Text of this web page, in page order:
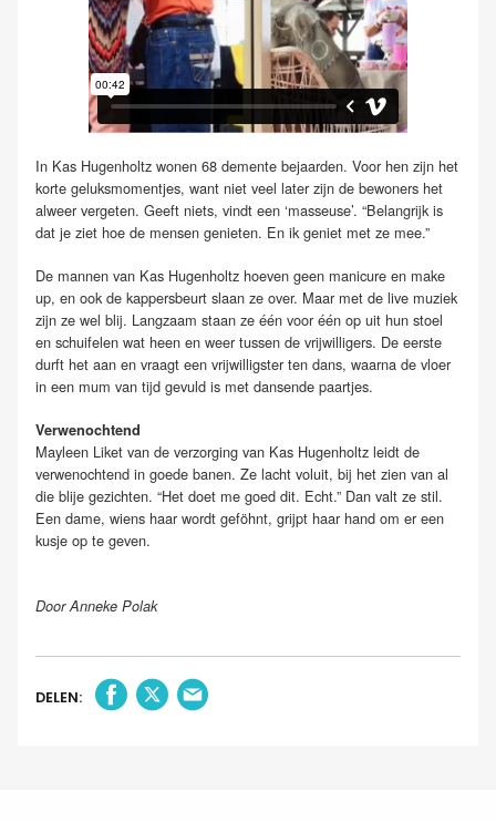
In Kas Hugenholtz wonen 68 demente bejaarden. Voor hen zijn het
korte geluksmomentjes, want niet veel later zijn de bewoners het
alweer vergeten. Geeft niets, vindt een ‘masseuse’. “Belangrijk is
dat je ziet hoe de mensen genieten. En ik geniet met ze mee.”
De mannen van Kas Hugenholtz hoeven geen manicure en make
up, en ook de kappersbeurt slaan ze over. Maar met de live muziek
zijn ze wel blij. Langzaam staan ze één voor één op uit hun stoel
en schuifelen wat heen en weer tussen de vrijwilligers. De eerste
durft het aan en vraagt een vrijwilligster ten dans, waarna de vloer
in een mum van tijd gevuld is met dansende paartjes.
Verwenochtend
Mayleen Liket van de verzorging van Kas Hugenholtz leidt de
verwenochtend in goede banen. Ze lacht voluit, bij het zien van al
die blije gezichten. “Het doet me goed dit. Echt.” Dan valt ze stil.
Een dame, wiens haar wordt geföhnt, grijpt haar hand om er een
kusje op te geven.
Door Anneke Polak
DELEN: